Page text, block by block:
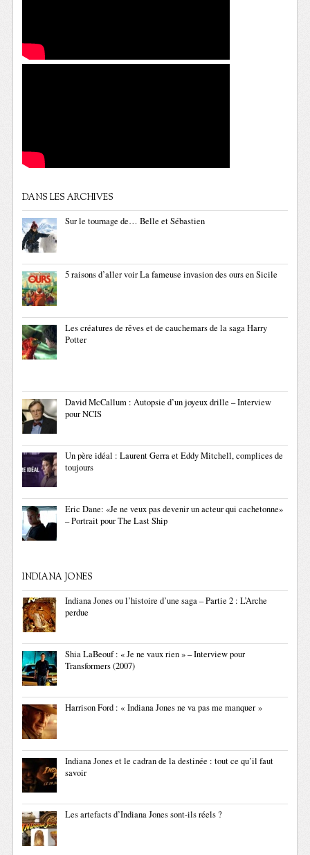
DANS LES ARCHIVES
Sur le tournage de… Belle et Sébastien
5 raisons d’aller voir La fameuse invasion des ours en Sicile
Les créatures de rêves et de cauchemars de la saga Harry
Potter
David McCallum : Autopsie d’un joyeux drille – Interview
pour NCIS
Un père idéal : Laurent Gerra et Eddy Mitchell, complices de
toujours
Eric Dane: «Je ne veux pas devenir un acteur qui cachetonne»
– Portrait pour The Last Ship
INDIANA JONES
Indiana Jones ou l’histoire d’une saga – Partie 2 : L’Arche
perdue
Shia LaBeouf : « Je ne vaux rien » – Interview pour
Transformers (2007)
Harrison Ford : « Indiana Jones ne va pas me manquer »
Indiana Jones et le cadran de la destinée : tout ce qu’il faut
savoir
Les artefacts d’Indiana Jones sont-ils réels ?